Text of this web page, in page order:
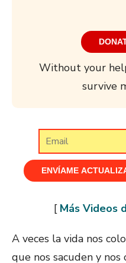
Without your
survive
[ Más Videos
A veces la vida nos
que nos sacuden y